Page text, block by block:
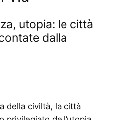
utopia: le città
dalla
della civiltà, la città